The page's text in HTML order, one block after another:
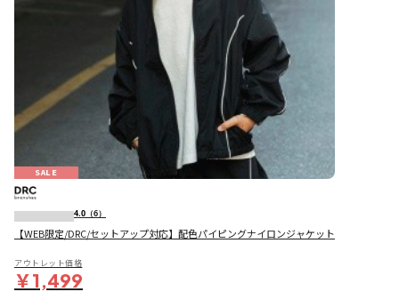
SALE
4.0 （6）
【WEB限定/DRC/セットアップ対応】配色パイピングナイロンジャケット
アウトレット価格
￥1,499